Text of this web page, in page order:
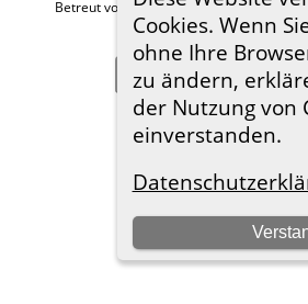
Cookies. Wenn
ohne Ihre
zu ändern,
der Nutzung von
einverstanden.
Betreut von
Roland zu Dortmund e.V. . |
Hier geht es zum
Zur Desktop-Webseite